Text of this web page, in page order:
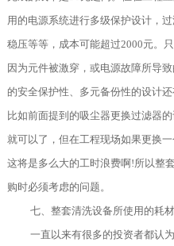
用的电源系统进行多级保护设计，
稳压等等，成本可能超过2000元。
因为元件被激穿，或电源故障所导
的安全保护性、多元备份性的设计
比如前面提到的吸尘器更换过滤器
就可以了，但在工程现场如果更换
这将是多么大的工时浪费啊!所以整
购时必须考虑的问题。
七、整套清洗设备所使用的耗材
一直以来有很多的投资者都认